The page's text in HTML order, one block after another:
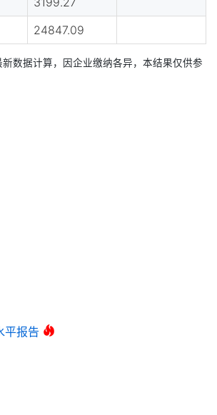
24847.09
数据计算，因企业缴纳各异，本结果仅供参
平报告